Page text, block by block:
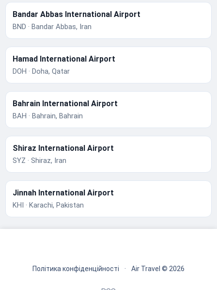
Bandar Abbas International Airport
BND · Bandar Abbas, Iran
Hamad International Airport
DOH · Doha, Qatar
Bahrain International Airport
BAH · Bahrain, Bahrain
Shiraz International Airport
SYZ · Shiraz, Iran
Jinnah International Airport
KHI · Karachi, Pakistan
Політика конфіденційності · Air Travel © 2026